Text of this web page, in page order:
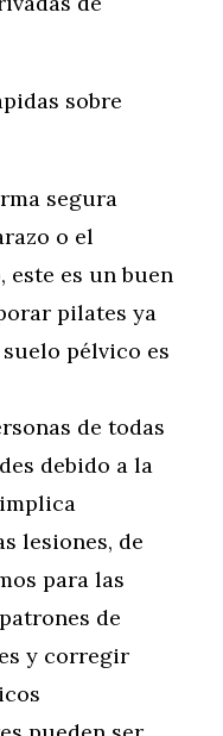
sobre
segura
o el
este es un buen
pilates ya
pélvico es
de todas
debido a la
lesiones, de
para las
de
y corregir